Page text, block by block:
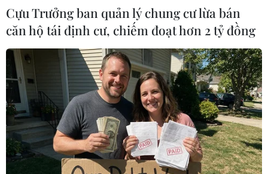
TIN LIÊN QUAN
Cựu Trưởng ban quản lý chung cư lừa bán
căn hộ tái định cư, chiếm đoạt hơn 2 tỷ đồng